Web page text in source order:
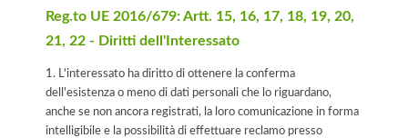
Reg.to UE 2016/679: Artt. 15, 16, 17, 18, 19, 20,
21, 22 - Diritti dell'Interessato
1. L'interessato ha diritto di ottenere la conferma
dell'esistenza o meno di dati personali che lo riguardano,
anche se non ancora registrati, la loro comunicazione in forma
intelligibile e la possibilità di effettuare reclamo presso